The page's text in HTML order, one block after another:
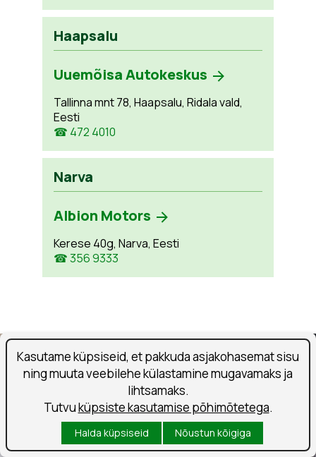
Haapsalu
Uuemõisa Autokeskus
Tallinna mnt 78, Haapsalu, Ridala vald,
Eesti
☎ 472 4010
Narva
Albion Motors
Kerese 40g, Narva, Eesti
☎ 356 9333
Kasutame küpsiseid, et pakkuda asjakohasemat sisu
ning muuta veebilehe külastamine mugavamaks ja
lihtsamaks.
Tutvuküpsiste kasutamise põhimõtetega.
Halda küpsiseid Nõustun kõigiga